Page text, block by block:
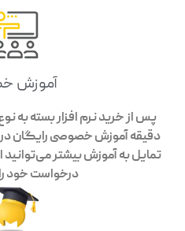
آموزش
دقیقه آموزش خصوصی رایگان
تمایل به آموزش بیشتر
درخواست خود